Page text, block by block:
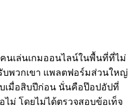
นเล่นเกมออนไลน์ในพื้นที่ที่ไม่
พวกเขา แพลตฟอร์มส่วนใหญ่
บเมื่อสิบปีก่อน นั่นคือป๊อปอัปที่
ม่ โดยไม่ได้ตรวจสอบข้อเท็จ